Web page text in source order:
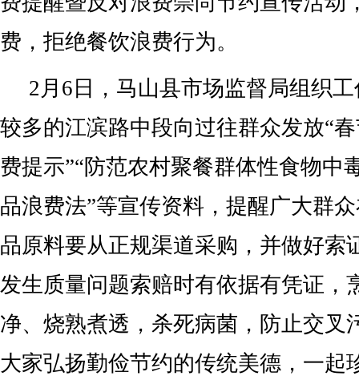
费，拒绝餐饮浪费行为。
2月6日，马山县市场监督局组织
较多的江滨路中段向过往群众发放“
费提示”“防范农村聚餐群体性食物中
品浪费法”等宣传资料，提醒广大群
品原料要从正规渠道采购，并做好索
发生质量问题索赔时有依据有凭证，
净、烧熟煮透，杀死病菌，防止交叉
大家弘扬勤俭节约的传统美德，一起